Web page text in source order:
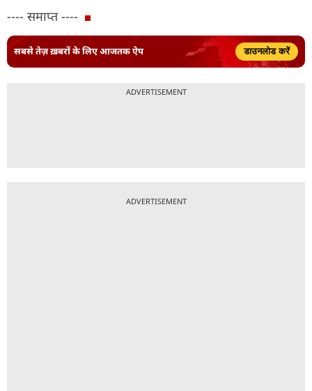
---- समाप्त ----
सबसे तेज़ ख़बरों के लिए आजतक ऐप डाउनलोड करें
ADVERTISEMENT
ADVERTISEMENT